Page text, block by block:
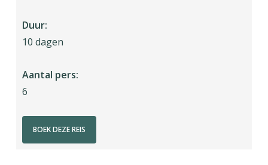
Duur:
10 dagen
Aantal pers:
6
BOEK DEZE REIS